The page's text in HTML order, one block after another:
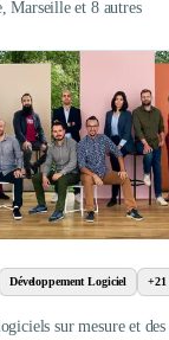
Marseille et 8 autres
Développement Logiciel +21
sur mesure et